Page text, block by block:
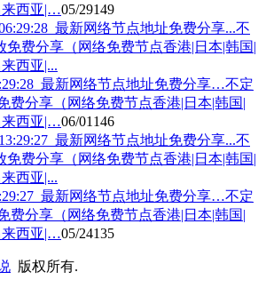
来西亚|…05/29149
最新网络节点地址免费分享…不定
分享（网络免费节点香港|日本|韩国|
来西亚|…06/01146
最新网络节点地址免费分享…不定
分享（网络免费节点香港|日本|韩国|
来西亚|…05/24135
版权所有.